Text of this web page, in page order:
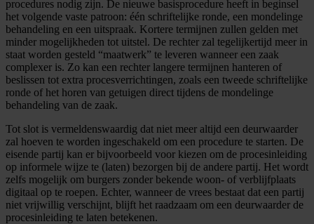
procedures nodig zijn. De nieuwe basisprocedure heeft in beginsel
het volgende vaste patroon: één schriftelijke ronde, een mondelinge
behandeling en een uitspraak. Kortere termijnen zullen gelden met
minder mogelijkheden tot uitstel. De rechter zal tegelijkertijd meer in
staat worden gesteld “maatwerk” te leveren wanneer een zaak
complexer is. Zo kan een rechter langere termijnen hanteren of
beslissen tot extra procesverrichtingen, zoals een tweede schriftelijke
ronde of het horen van getuigen direct tijdens de mondelinge
behandeling van de zaak.
Tot slot is vermeldenswaardig dat niet meer altijd een deurwaarder
zal hoeven te worden ingeschakeld om een procedure te starten. De
eisende partij kan er bijvoorbeeld voor kiezen om de procesinleiding
op informele wijze te (laten) bezorgen bij de andere partij. Het wordt
zelfs mogelijk om burgers zonder bekende woon- of verblijfplaats
digitaal op te roepen. Echter, wanneer de vrees bestaat dat een partij
niet vrijwillig verschijnt, blijft het raadzaam om een deurwaarder de
procesinleiding te laten betekenen.